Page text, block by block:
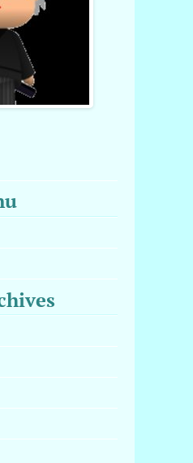
/etc/apt//trustdb.gpg